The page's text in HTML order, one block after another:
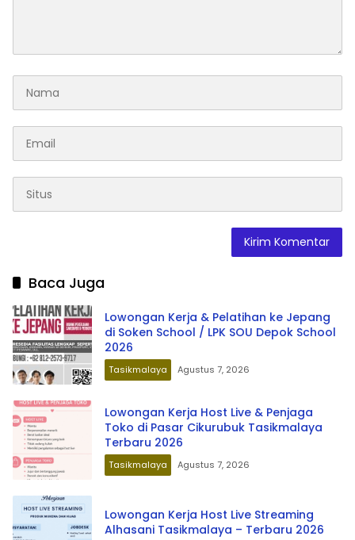
Baca Juga
Lowongan Kerja & Pelatihan ke Jepang
di Soken School / LPK SOU Depok School
2026
Tasikmalaya Agustus 7, 2026
Lowongan Kerja Host Live & Penjaga
Toko di Pasar Cikurubuk Tasikmalaya
Terbaru 2026
Tasikmalaya Agustus 7, 2026
Lowongan Kerja Host Live Streaming
Alhasani Tasikmalaya – Terbaru 2026